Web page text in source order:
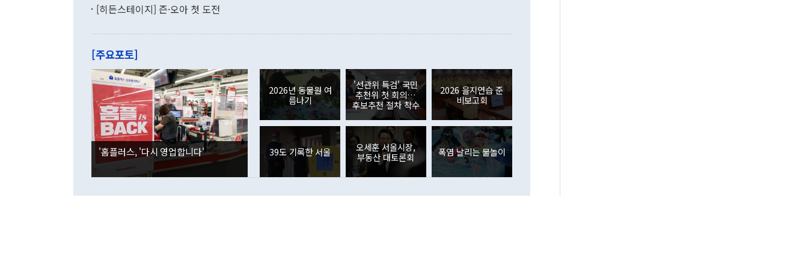
"우리의 선의대로 하는 게 과연 한반도의 평화와 안정에 플러스냐, 결론적
관은 업무보고 사후 브리핑에서 정 장관이 언급한 '4자 회담'에 대해 "이상
이 9월 러시아 블라디보스토크에서 열리는 '동방경제포럼(EEF)'을 언급하
며 "정부 차원에서 (참석을) 검토하고 있다"고 발언한 데 대해서도 조 장관
은 "그것은 외교부의 몫"이라며 "아직 거기까지 진도가 나가지 않았다"고
잘랐다. 정 장관이 이날 소개한 대북 구상과 설명은 정부 내 조율을 거치지
않았다는 점에서 문제가 있다. 특히 주적 표현 대체와 국호 사용, 9·19 군
사합의 복원, 4자회담 추진 등은 통일부 장관이 결정할 사안이 아니어서 월
권이라는 지적이 나오고 있다. 이 대통령은 정 장관의 업무보고를 듣고 난
뒤 "여기 업무보고에 발표했다고 승인난 건 아니다"라고 재차 확인했다. 정
부의 한 소식통은 "정 장관의 발언 내용은 대부분 국가안전보장회의(NSC)
를 거쳐 결정된 사안이 아닌 정 장관의 개인적 생각에 가깝다"며 "안보 관
련 부처 장관이 정부의 공식 정책이 아닌 사안을 추진하겠다고 업무보고를
하고 대통령의 면전에서 '국군통수권자가 나서야 한다'고 주장한 것은 심각
로 전환됐다. 본원소득수지는 배당소득을 중심으로 32억7000만달러 흑자
는 배당수입이 늘어난 데다 전월 분기배당에 따른 기저효과로 배당지급이
였던 올해 3월(369억9000만달러)을 넘어선 것이다. 직접투자에서는 내국
인의 해외투자가 80억1000만달러, 외국인의 국내투자가 46억3000만달러
각각 증가했다. 증권투자에서는 외국인의 국내 주식 매도세가 이어졌다. 외
국인의 국내 주식 투자는 차익실현 매도 등의 영향으로 316억1000만달러
감소하며 전월(-310억5000만달러)에 이어 역대 최대 순매도 기록을 다시
경신했다. 외국인의 국내 채권투자는 세계국채지수(WGBI) 자금 유입에도
분기 말 만기도래 영향으로 증가 폭이 줄어든 52억9000만달러를 기록했
다. 내국인의 해외 증권투자는 주식을 중심으로 35억6000만달러 증가했
다. eoyn2@newspim.com
[히든스테이지] 즌·오아 첫 도전
[주요포토]
'홈플러스, '다시 영업합니다'
2026년 동물원 여
름나기
'선관위 특검' 국민
추천위 첫 회의…
후보추천 절차 착수
2026 을지연습 준
비보고회
39도 기록한 서울
오세훈 서울시장,
부동산 대토론회
폭염 날리는 물놀이